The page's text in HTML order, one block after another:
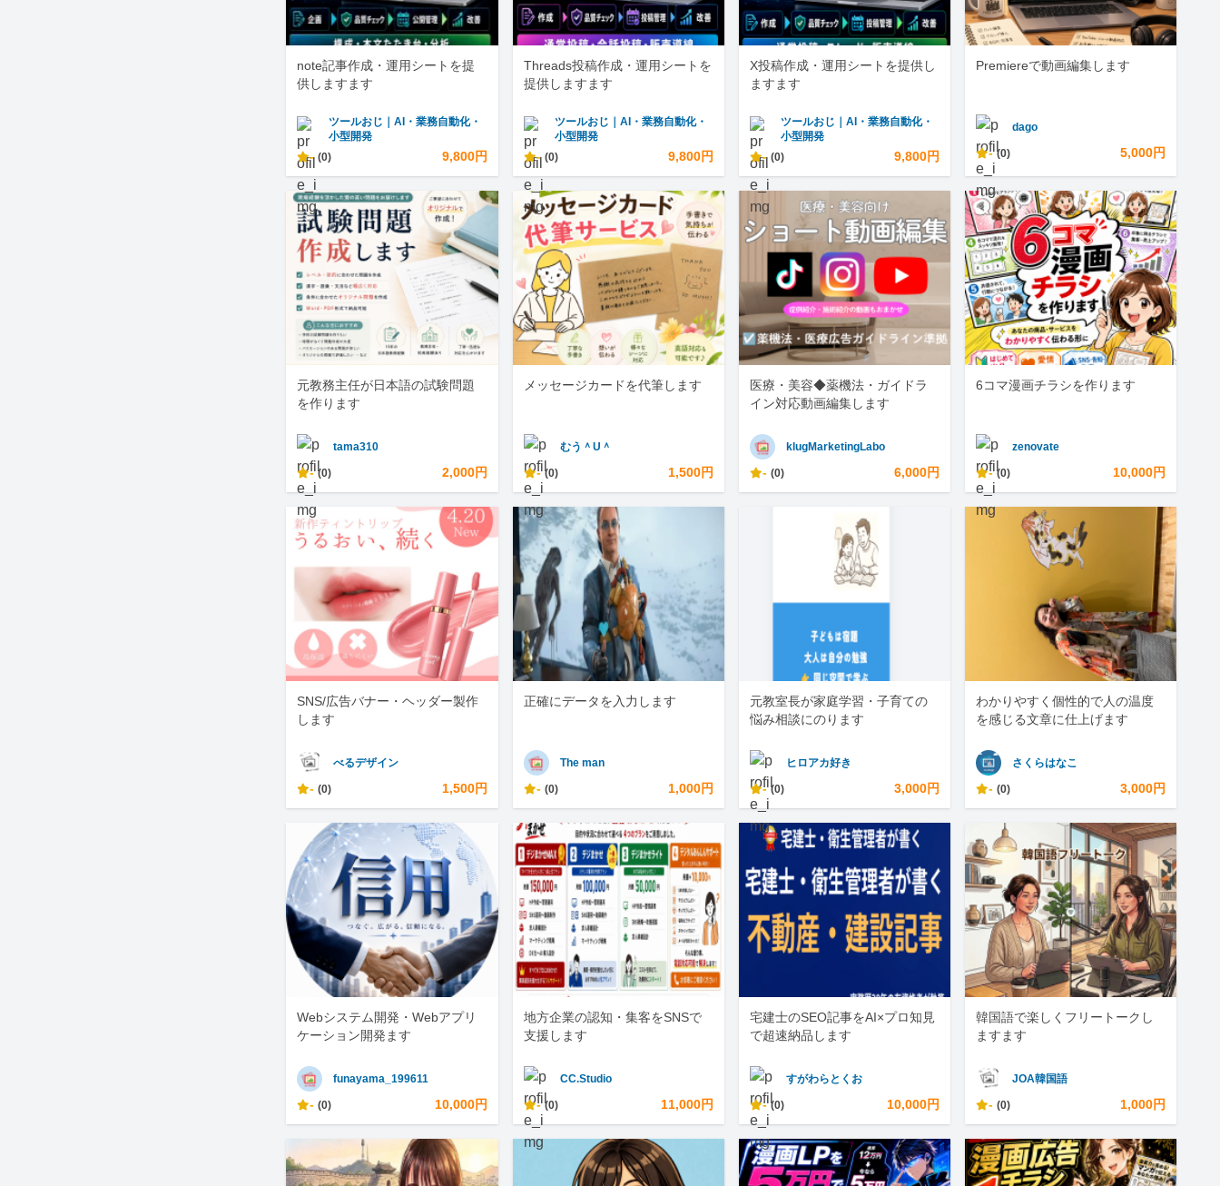
note記事作成・運用シートを提
供しますます
ツールおじ｜AI・業務自動化・
小型開発
- (0) 9,800円
Threads投稿作成・運用シートを
提供しますます
ツールおじ｜AI・業務自動化・
小型開発
- (0) 9,800円
X投稿作成・運用シートを提供し
ますます
ツールおじ｜AI・業務自動化・
小型開発
- (0) 9,800円
Premiereで動画編集します
dago
- (0) 5,000円
元教務主任が日本語の試験問題
を作ります
tama310
- (0) 2,000円
メッセージカードを代筆します
むう＾U＾
- (0) 1,500円
医療・美容◆薬機法・ガイドラ
イン対応動画編集します
klugMarketingLabo
- (0) 6,000円
6コマ漫画チラシを作ります
zenovate
- (0) 10,000円
SNS/広告バナー・ヘッダー製作
します
べるデザイン
- (0) 1,500円
正確にデータを入力します
The man
- (0) 1,000円
元教室長が家庭学習・子育ての
悩み相談にのります
ヒロアカ好き
- (0) 3,000円
わかりやすく個性的で人の温度
を感じる文章に仕上げます
さくらはなこ
- (0) 3,000円
Webシステム開発・Webアプリ
ケーション開発ます
funayama_199611
- (0) 10,000円
地方企業の認知・集客をSNSで
支援します
CC.Studio
- (0) 11,000円
宅建士のSEO記事をAI×プロ知見
で超速納品します
すがわらとくお
- (0) 10,000円
韓国語で楽しくフリートークし
ますます
JOA韓国語
- (0) 1,000円